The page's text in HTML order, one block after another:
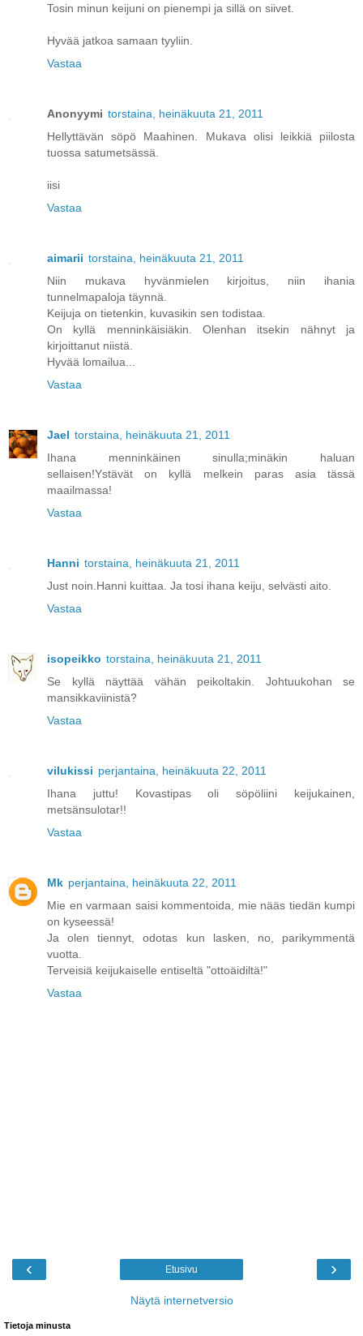
Tosin minun keijuni on pienempi ja sillä on siivet.
Hyvää jatkoa samaan tyyliin.
Vastaa
Anonyymi torstaina, heinäkuuta 21, 2011
Hellyttävän söpö Maahinen. Mukava olisi leikkiä piilosta
tuossa satumetsässä.
iisi
Vastaa
aimarii torstaina, heinäkuuta 21, 2011
Niin mukava hyvänmielen kirjoitus, niin ihania
tunnelmapaloja täynnä.
Keijuja on tietenkin, kuvasikin sen todistaa.
On kyllä menninkäisiäkin. Olenhan itsekin nähnyt ja
kirjoittanut niistä.
Hyvää lomailua...
Vastaa
Jael torstaina, heinäkuuta 21, 2011
Ihana menninkäinen sinulla;minäkin haluan
sellaisen!Ystävät on kyllä melkein paras asia tässä
maailmassa!
Vastaa
Hanni torstaina, heinäkuuta 21, 2011
Just noin.Hanni kuittaa. Ja tosi ihana keiju, selvästi aito.
Vastaa
isopeikko torstaina, heinäkuuta 21, 2011
Se kyllä näyttää vähän peikoltakin. Johtuukohan se
mansikkaviinistä?
Vastaa
vilukissi perjantaina, heinäkuuta 22, 2011
Ihana juttu! Kovastipas oli söpöliini keijukainen,
metsänsulotar!!
Vastaa
Mk perjantaina, heinäkuuta 22, 2011
Mie en varmaan saisi kommentoida, mie nääs tiedän kumpi
on kyseessä!
Ja olen tiennyt, odotas kun lasken, no, parikymmentä
vuotta.
Terveisiä keijukaiselle entiseltä "ottoäidiltä!"
Vastaa
‹ ›
Etusivu
Näytä internetversio
Tietoja minusta